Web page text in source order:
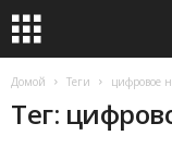
Домой Теги цифровое
Тег: